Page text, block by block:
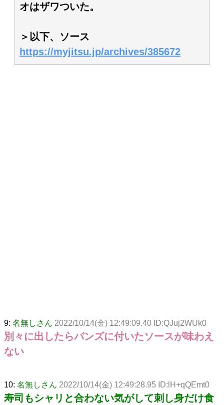
オはザワついた。
＞以下、ソース
https://myjitsu.jp/archives/385672
9: 名無しさん 2022/10/14(金) 12:49:09.40 ID:QJuj2WUk0
別々に出したらバンズに付いたソースが味わえ
ない
10: 名無しさん 2022/10/14(金) 12:49:28.95 ID:lH+qQEmt0
寿司もシャリと合わない気がして刺し身だけ食